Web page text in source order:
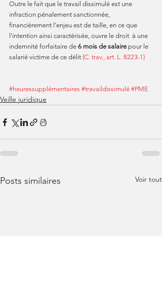
Outre le fait que le travail dissimulé est une
infraction pénalement sanctionnée,
financièrement l'enjeu est de taille, en ce que
l'intention ainsi caractérisée, ouvre le droit  à une
indemnité forfaitaire de 6 mois de salaire pour le
salarié victime de ce délit (C. trav., art. L. 8223-1)
#heuressupplémentaires #travaildissimulé #PME
Veille juridique
Posts similaires Voir tout